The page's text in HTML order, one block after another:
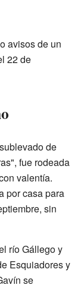
avisos de un
22 de
de
fue rodeada
valentía.
por casa para
sin
río Gállego y
Esquiadores y
se